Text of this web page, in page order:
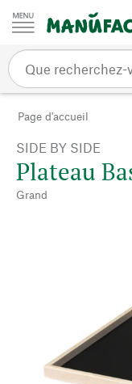
Passer au contenu
Page d'accueil
SIDE BY SIDE
Plateau
Grand